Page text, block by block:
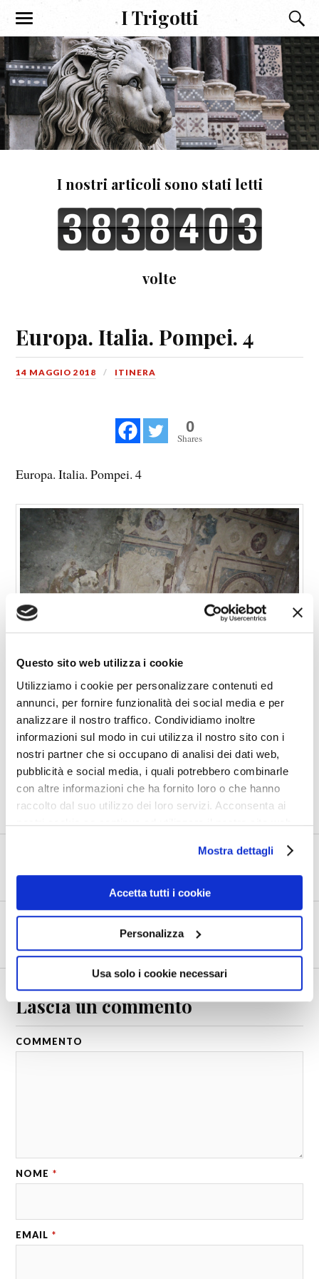
Questo sito web utilizza i cookie
Utilizziamo i cookie per personalizzare contenuti ed
annunci, per fornire funzionalità dei social media e per
analizzare il nostro traffico. Condividiamo inoltre
informazioni sul modo in cui utilizza il nostro sito con i
nostri partner che si occupano di analisi dei dati web,
pubblicità e social media, i quali potrebbero combinarle
con altre informazioni che ha fornito loro o che hanno
raccolto dal suo utilizzo dei loro servizi. Acconsenta ai
nostri cookie se continua ad utilizzare il nostro sito web.
Mostra dettagli
Accetta tutti i cookie
Personalizza
Usa solo i cookie necessari
I Trigotti
I nostri articoli sono stati letti
volte
Europa. Italia. Pompei. 4
14 MAGGIO 2018 ITINERA
0
Shares
Europa. Italia. Pompei. 4
0
Shares
Europa. Italia. Monte S. Angelo. 1
Europa. Italia. Pompei. 3
Lascia un commento
COMMENTO
NOME *
EMAIL *